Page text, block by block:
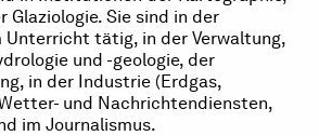
Glaziologie. Sie sind in der
Unterricht tätig, in der Verwaltung,
und -geologie, der
in der Industrie (Erdgas,
und Nachrichtendiensten,
im Journalismus.